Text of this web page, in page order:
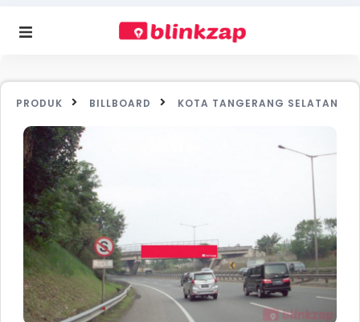
PRODUK BILLBOARD KOTA TANGERANG SELATAN